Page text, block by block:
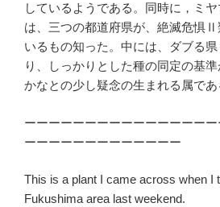
しているようである。同時に，ミ
は、三つの都道府県が、絶滅危惧Ⅱ
いるもの知った。中には、ダブる
り、しっかりとした種の同定の基
かなとの少し疑念の生まれる属であ
ーーーーーーーーーーーーーーー
ーーーーーーーーーーーーー
This is a plant I came across when I
Fukushima area last weekend.